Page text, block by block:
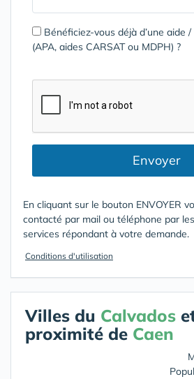
Bénéficiez-vous déjà d’une aide
(APA, aides CARSAT ou MDPH) ?
Envoyer
En cliquant sur le bouton ENVOYER
contacté par mail ou téléphone par
services répondant à votre demande.
Conditions d'utilisation
Villes du Calvados
proximité de Caen